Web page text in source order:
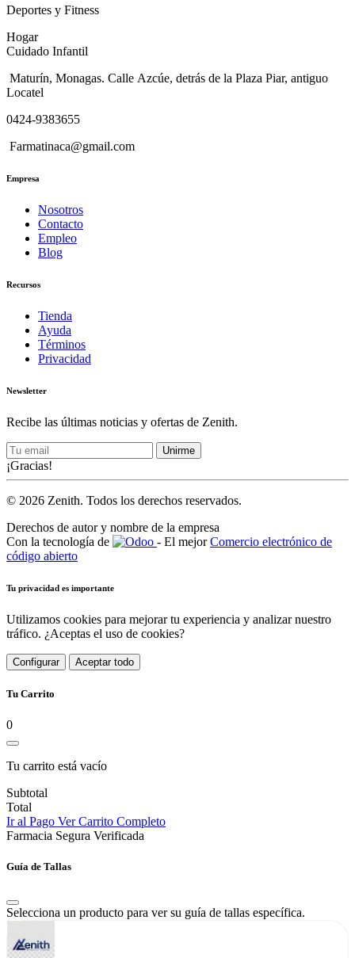
Deportes y Fitness
Hogar
Cuidado Infantil
Maturín, Monagas. Calle Azcúe, detrás de la Plaza Piar, antiguo
Locatel
0424-9383655
Farmatinaca@gmail.com
Empresa
Nosotros
Contacto
Empleo
Blog
Recursos
Tienda
Ayuda
Términos
Privacidad
Newsletter
Recibe las últimas noticias y ofertas de Zenith.
Unirme
¡Gracias!
© 2026 Zenith. Todos los derechos reservados.
Derechos de autor y nombre de la empresa
Con la tecnología de
- El mejorComercio electrónico de
código abierto
Tu privacidad es importante
Utilizamos cookies para mejorar tu experiencia y analizar nuestro
tráfico. ¿Aceptas el uso de cookies?
Configurar Aceptar todo
Tu Carrito
0
Tu carrito está vacío
Subtotal
Total
Ir al Pago Ver Carrito Completo
Farmacia Segura Verificada
Guía de Tallas
Selecciona un producto para ver su guía de tallas específica.